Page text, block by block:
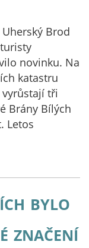
Brod
novinku. Na
katastru
tři
Brány Bílých
Letos
bylo
značení